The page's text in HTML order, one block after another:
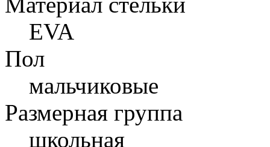
EVA
Пол
мальчиковые
Размерная группа
школьная